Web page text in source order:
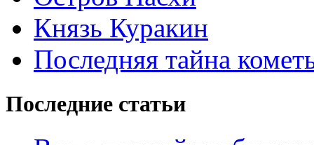
Князь Куракин
Последняя тайна
Последние статьи